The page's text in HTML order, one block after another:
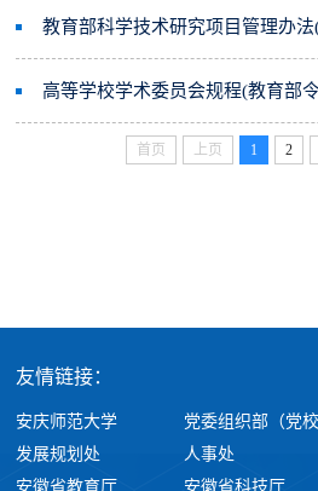
教育部科学技术研究项目管理办
首页 上页 1 2
友情链接：
安庆师范大学 党委组织部（党校
发展规划处
人事处
安徽省教育厅
安徽省科技厅